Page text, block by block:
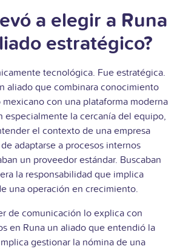
a elegir a Runa
estratégico?
tecnológica. Fue estratégica.
aliado que combinara conocimiento
con una plataforma moderna
especialmente la cercanía del equipo,
el contexto de una empresa
adaptarse a procesos internos
un proveedor estándar. Buscaban
la responsabilidad que implica
una operación en crecimiento.
de comunicación lo explica con
en Runa un aliado que entendió la
gestionar la nómina de una